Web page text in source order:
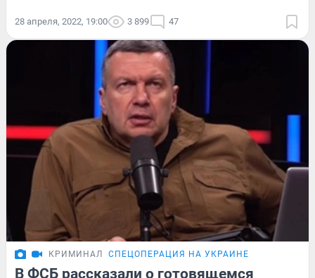
28 апреля, 2022, 19:00 3 899 47
КРИМИНАЛ СПЕЦОПЕРАЦИЯ НА УКРАИНЕ
В ФСБ рассказали о готовящемся